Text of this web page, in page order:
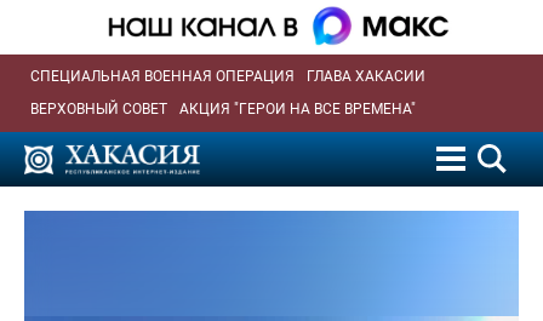
СПЕЦИАЛЬНАЯ ВОЕННАЯ ОПЕРАЦИЯ
ГЛАВА ХАКАСИИ
ВЕРХОВНЫЙ СОВЕТ
АКЦИЯ "ГЕРОИ НА ВСЕ ВРЕМЕНА"